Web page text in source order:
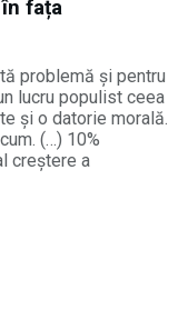
fața
problemă şi pentru
lucru populist ceea
şi o datorie morală.
(…) 10%
creştere a